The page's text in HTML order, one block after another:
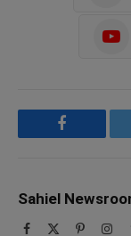
Facebook
Sahiel
Facebook Pinterest